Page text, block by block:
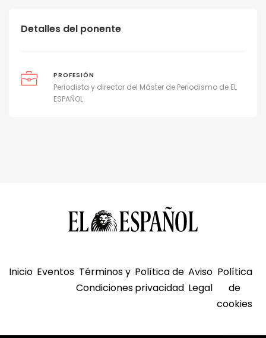
Detalles del ponente
PROFESIÓN
Periodista y director del Máster de Periodismo de EL
ESPAÑOL.
Inicio Eventos Términos y
Condiciones
Política de
privacidad
Aviso
Legal
Política
de
cookies